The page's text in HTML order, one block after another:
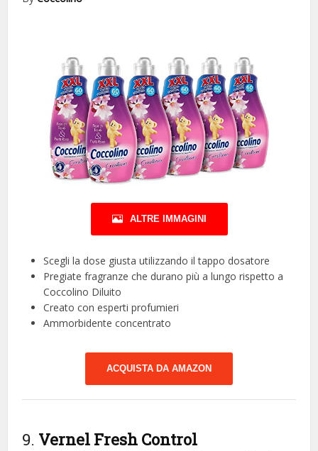
ALTRE IMMAGINI
Scegli la dose giusta utilizzando il tappo dosatore
Pregiate fragranze che durano più a lungo rispetto a
Coccolino Diluito
Creato con esperti profumieri
Ammorbidente concentrato
ACQUISTA DA AMAZON
9. Vernel Fresh Control